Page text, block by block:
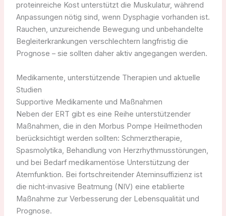
proteinreiche Kost unterstützt die Muskulatur, während
Anpassungen nötig sind, wenn Dysphagie vorhanden ist.
Rauchen, unzureichende Bewegung und unbehandelte
Begleiterkrankungen verschlechtern langfristig die
Prognose – sie sollten daher aktiv angegangen werden.
Medikamente, unterstützende Therapien und aktuelle
Studien
Supportive Medikamente und Maßnahmen
Neben der ERT gibt es eine Reihe unterstützender
Maßnahmen, die in den Morbus Pompe Heilmethoden
berücksichtigt werden sollten: Schmerztherapie,
Spasmolytika, Behandlung von Herzrhythmusstörungen,
und bei Bedarf medikamentöse Unterstützung der
Atemfunktion. Bei fortschreitender Ateminsuffizienz ist
die nicht‑invasive Beatmung (NIV) eine etablierte
Maßnahme zur Verbesserung der Lebensqualität und
Prognose.